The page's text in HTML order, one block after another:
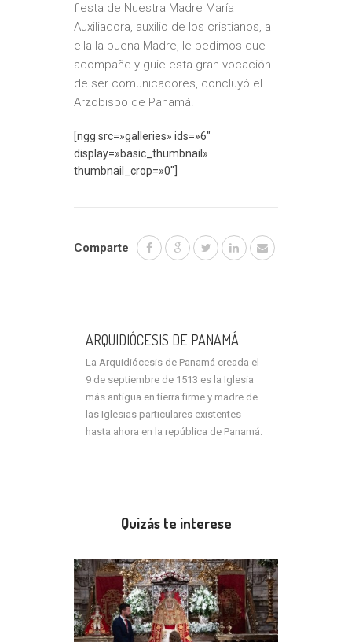
fiesta de Nuestra Madre María
Auxiliadora, auxilio de los cristianos, a
ella la buena Madre, le pedimos que
acompañe y guie esta gran vocación
de ser comunicadores, concluyó el
Arzobispo de Panamá.
[ngg src=»galleries» ids=»6″
display=»basic_thumbnail»
thumbnail_crop=»0″]
Comparte
ARQUIDIÓCESIS DE PANAMÁ
La Arquidiócesis de Panamá creada el
9 de septiembre de 1513 es la Iglesia
más antigua en tierra firme y madre de
las Iglesias particulares existentes
hasta ahora en la república de Panamá.
Quizás te interese